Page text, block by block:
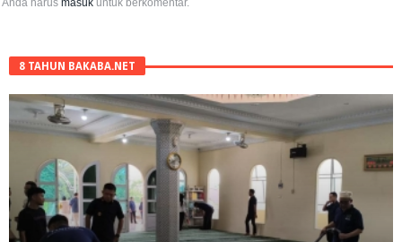
Anda harusmasuk untuk berkomentar.
8 TAHUN BAKABA.NET